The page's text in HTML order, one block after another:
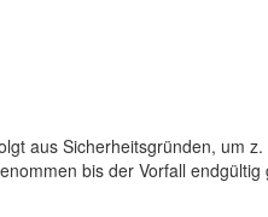
aus Sicherheitsgründen, um
bis der Vorfall endgültig